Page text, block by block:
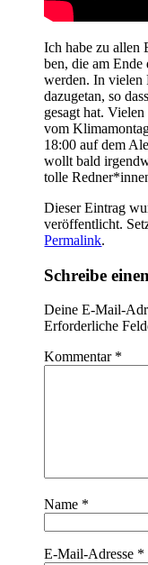
Ich habe zu allen
ben, die am Ende
wer­den. In vie­len
dazu­ge­tan, so
gesagt hat.
vom
18:00 auf dem
wollt bald
tol­le
Dieser Eintrag
veröffentlicht.
Permalink.
Schreibe
Deine E-Mail-
Erforderliche
Kommentar *
Name *
E-Mail-Adresse *